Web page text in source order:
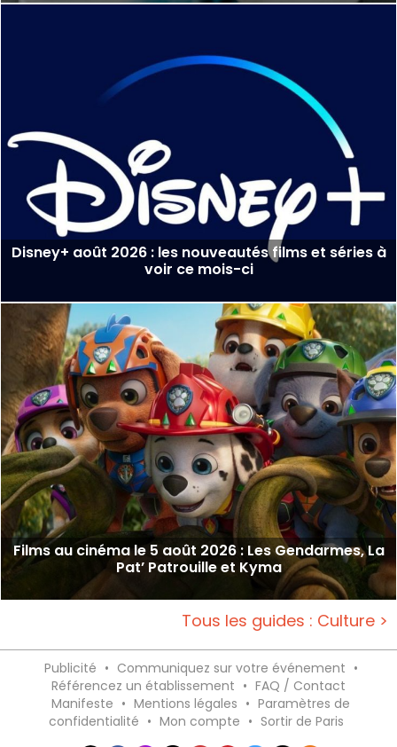
Disney+ août 2026 : les nouveautés films et séries à
voir ce mois-ci
Films au cinéma le 5 août 2026 : Les Gendarmes, La
Pat’ Patrouille et Kyma
Tous les guides : Culture >
Publicité • Communiquez sur votre événement •
Référencez un établissement • FAQ / Contact
Manifeste • Mentions légales • Paramètres de
confidentialité • Mon compte • Sortir de Paris